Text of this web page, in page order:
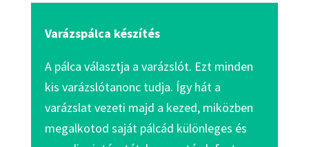
Varázspálca készítés
A pálca választja a varázslót. Ezt minden
kis varázslótanonc tudja. Így hát a
varázslat vezeti majd a kezed, miközben
megalkotod saját pálcád különleges és